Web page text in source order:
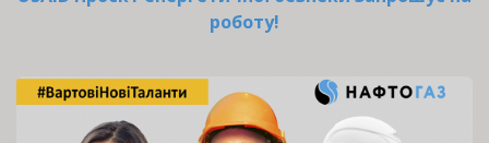
роботу!